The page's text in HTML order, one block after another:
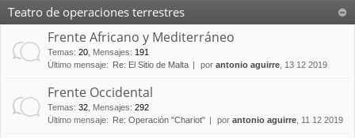
Teatro de operaciones terrestres
Frente Africano y Mediterráneo
Temas: 20 Mensajes: 191
Último mensaje:
Re: El Sitio de Malta por antonio aguirre , 13 12 2019
Frente Occidental
Temas: 32 Mensajes: 292
Último mensaje:
Re: Operación "Chariot" por antonio aguirre , 11 12 2019